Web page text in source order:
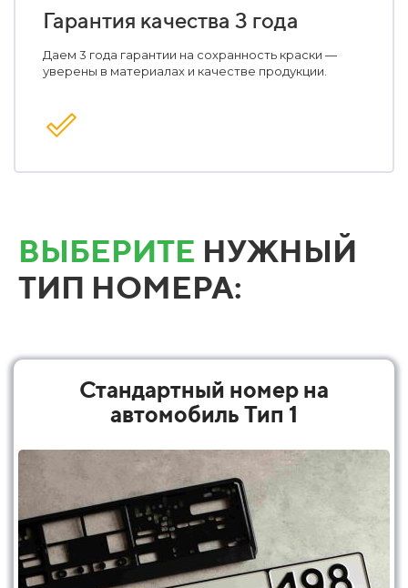
Гарантия качества 3 года
Даем 3 года гарантии на сохранность краски —
уверены в материалах и качестве продукции.
ВЫБЕРИТЕ НУЖНЫЙ
ТИП НОМЕРА:
Стандартный номер на
автомобиль Тип 1